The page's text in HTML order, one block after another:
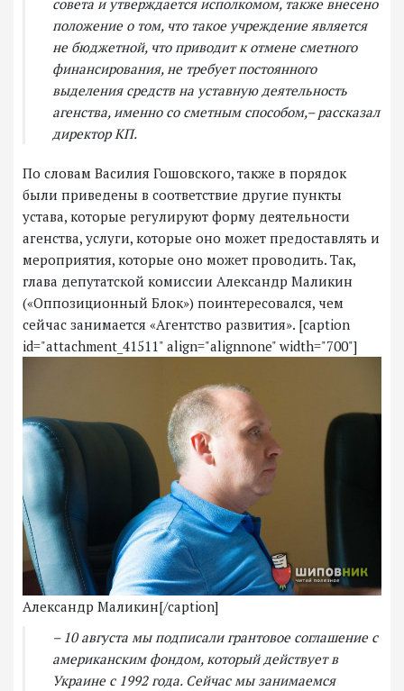
положение о том, что такое учреждение является
не бюджетной, что приводит к отмене сметного
финансирования, не требует постоянного
выделения средств на уставную деятельность
агенства, именно со сметным способом,– рассказал
директор КП.
По словам Василия Гошовского, также в порядок
были приведены в соответствие другие пункты
устава, которые регулируют форму деятельности
агенства, услуги, которые оно может предоставлять и
мероприятия, которые оно может проводить. Так,
глава депутатской комиссии Александр Маликин
(«Оппозиционный Блок») поинтересовался, чем
сейчас занимается «Агентство развития». [caption
id="attachment_41511" align="alignnone" width="700"]
Александр Маликин[/caption]
– 10 августа мы подписали грантовое соглашение с
американским фондом, который действует в
Украине с 1992 года. Сейчас мы занимаемся